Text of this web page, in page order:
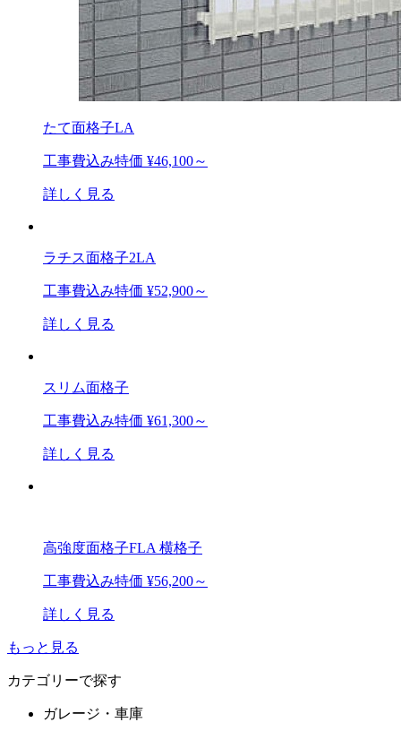
たて面格子LA
工事費込み特価 ¥46,100～
詳しく見る
ラチス面格子2LA
工事費込み特価 ¥52,900～
詳しく見る
スリム面格子
工事費込み特価 ¥61,300～
詳しく見る
高強度面格子FLA 横格子
工事費込み特価 ¥56,200～
詳しく見る
もっと見る
カテゴリーで探す
ガレージ・車庫